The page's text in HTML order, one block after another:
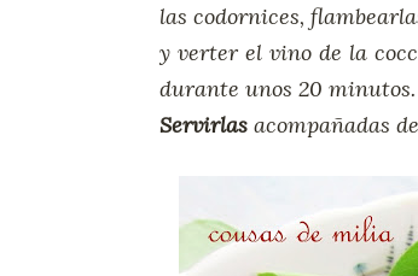
las codornices,
y verter el vino de la
durante unos 20 minutos.
Servirlasacompañadas